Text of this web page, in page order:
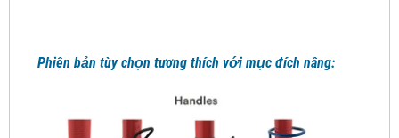
Phiên bản tùy chọn tương thích với mục đích nâng: